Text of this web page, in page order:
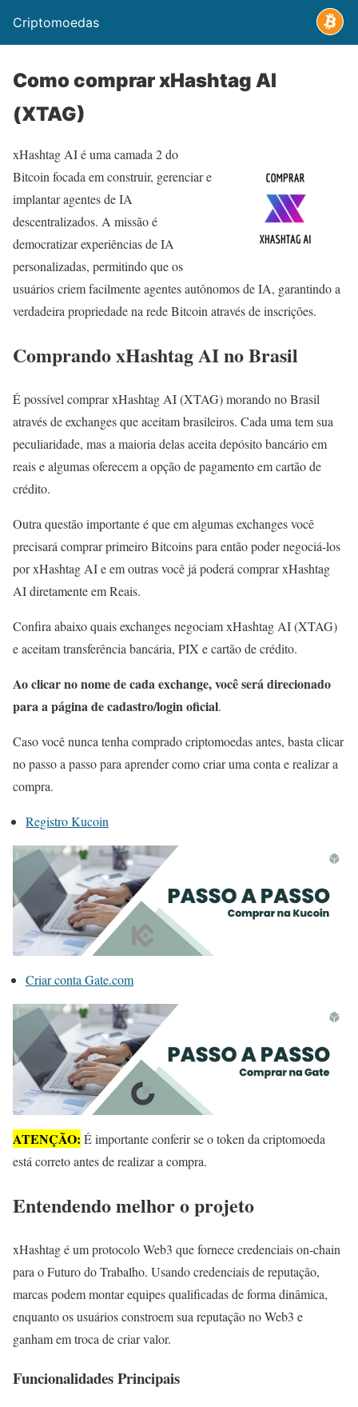
Criptomoedas
Como comprar xHashtag AI
(XTAG)
xHashtag AI é uma camada 2 do
Bitcoin focada em construir, gerenciar e
implantar agentes de IA
descentralizados. A missão é
democratizar experiências de IA
personalizadas, permitindo que os
usuários criem facilmente agentes autônomos de IA, garantindo a
verdadeira propriedade na rede Bitcoin através de inscrições.
Comprando xHashtag AI no Brasil
É possível comprar xHashtag AI (XTAG) morando no Brasil
através de exchanges que aceitam brasileiros. Cada uma tem sua
peculiaridade, mas a maioria delas aceita depósito bancário em
reais e algumas oferecem a opção de pagamento em cartão de
crédito.
Outra questão importante é que em algumas exchanges você
precisará comprar primeiro Bitcoins para então poder negociá-los
por xHashtag AI e em outras você já poderá comprar xHashtag
AI diretamente em Reais.
Confira abaixo quais exchanges negociam xHashtag AI (XTAG)
e aceitam transferência bancária, PIX e cartão de crédito.
Ao clicar no nome de cada exchange, você será direcionado
para a página de cadastro/login oficial.
Caso você nunca tenha comprado criptomoedas antes, basta clicar
no passo a passo para aprender como criar uma conta e realizar a
compra.
Registro Kucoin
Criar conta Gate.com
ATENÇÃO: É importante conferir se o token da criptomoeda
está correto antes de realizar a compra.
Entendendo melhor o projeto
xHashtag é um protocolo Web3 que fornece credenciais on-chain
para o Futuro do Trabalho. Usando credenciais de reputação,
marcas podem montar equipes qualificadas de forma dinâmica,
enquanto os usuários constroem sua reputação no Web3 e
ganham em troca de criar valor.
Funcionalidades Principais